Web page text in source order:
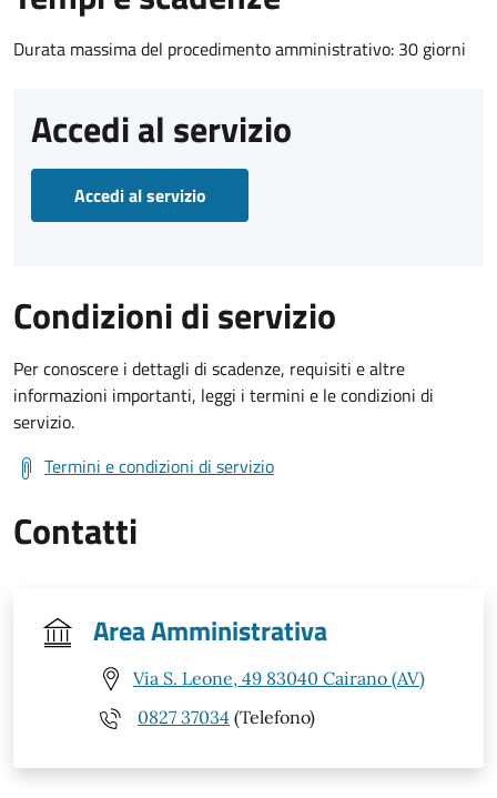
Durata massima del procedimento amministrativo: 30 giorni
Accedi al servizio
Accedi al servizio
Condizioni di servizio
Per conoscere i dettagli di scadenze, requisiti e altre
informazioni importanti, leggi i termini e le condizioni di
servizio.
Termini e condizioni di servizio
Contatti
Area Amministrativa
Via S. Leone, 49 83040 Cairano (AV)
0827 37034 (Telefono)